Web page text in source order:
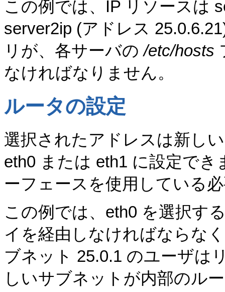
この例では、IP リソースは
server2ip (アドレス
リが、各サーバの/etc/hosts
なければなりません。
ルータの設定
選択されたアドレスは新し
eth0 または eth1 に設定で
ーフェースを使用している
この例では、eth0 を選択す
イを経由しなければならな
ブネット 25.0.1 のユーザは
しいサブネットが内部のル